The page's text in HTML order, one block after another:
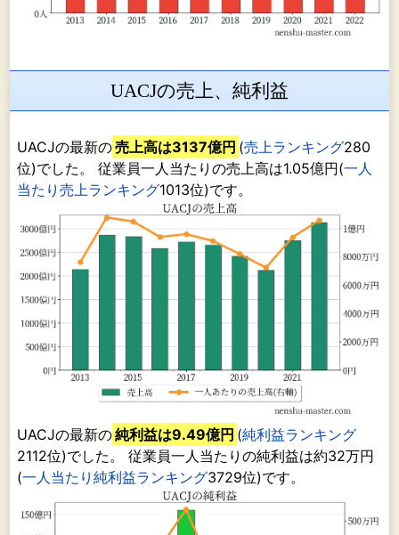
UACJの売上、純利益
UACJの最新の売上高は3137億円 (売上ランキング280
位)でした。 従業員一人当たりの売上高は1.05億円(一人
当たり売上ランキング1013位)です。
UACJの最新の純利益は9.49億円 (純利益ランキング
2112位)でした。 従業員一人当たりの純利益は約32万円
(一人当たり純利益ランキング3729位)です。